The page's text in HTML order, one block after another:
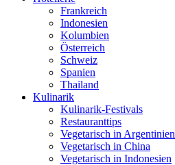
Frankreich
Indonesien
Kolumbien
Österreich
Schweiz
Spanien
Thailand
Kulinarik
Kulinarik-Festivals
Restauranttips
Vegetarisch in Argentinien
Vegetarisch in China
Vegetarisch in Indonesien